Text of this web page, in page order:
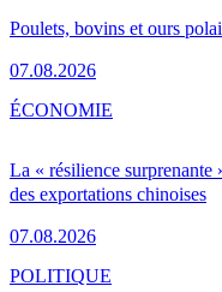
Poulets, bovins et ours
07.08.2026
La « résilience surprenante
des exportations chinoises
07.08.2026
ÉCONOMIE
POLITIQUE